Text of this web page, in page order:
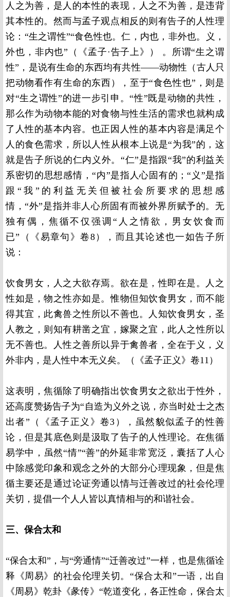
人之为善，是人的本性的表现，人之不为善，是违背
其本性的。然而与孟子观点相反的则有告子的人性理
论：“生之谓性”“食色性也。仁，内也，非外也。义，
外也，非内也”（《孟子·告子上》） 。所谓“生之谓
性”，是说有生命的东西均有共性——动物性（古人只
把动物看作有生命的东西），至于“食色性也”，则是
对“生之谓性”的进一步引申。“性”既是动物的共性，
那么作为动物本能的对食物与性生活的需求也就构成
了人性的基本内容。也正因人性的基本内容是满足个
人的食色需求，所以人性从根本上说是“为我”的，这
就是告子所说的仁内义外。“仁”是指跟“我”的利益关
系密切的思想感情，“内”是指人心固有的；“义”是指
跟“我”的利益无关但被社会所要求的思想感
情，“外”是指并非人心所固有而被外界所赋予的。无
独有偶，焦循不仅强调“人之情欲，男女饮食而
已”（《易章句》卷8），而且其论述也一如告子所
说：
饮食男女，人之大欲存焉。欲在是，性即在是。人之
性如是，物之性亦如是。惟物但知饮食男女，而不能
得其宜，此禽兽之性所以不善也。人知饮食男女，圣
人教之，则知有耕凿之宜，嫁聚之宜，此人之性所以
无不善也。人性之善所以异于禽兽者，全在于义，义
外非内，是人性中本无义矣。（《孟子正义》卷11）
这表明，焦循除了明确指出饮食男女之欲出于性外，
还高度赞扬告子为“自造为义外之说，亦当时处士之杰
出者”（《孟子正义》卷3），虽然貌似孟子的性善
论，但是其底色则是汲取了告子的人性理论。在焦循
易学中，虽然“情”“善”的外延非常宽泛，囊括了人心
中除感觉印象和观念之外的大部分心理现象，但是焦
循主要还是通过论证旁通以情与迁善改过的社会伦理
关切，提倡一个人人皆以真情相与的和谐社会。
三、保合太和
“保合太和”，与“旁通情”“迁善改过”一样，也是焦循诠
释《周易》的社会伦理关切。“保合太和”一语，出自
《周易》乾卦《彖传》“乾道变化，各正性命，保合太